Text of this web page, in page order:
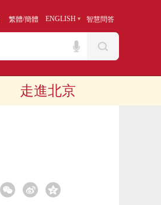
繁體/簡體 ENGLISH 智慧問答
走進北京